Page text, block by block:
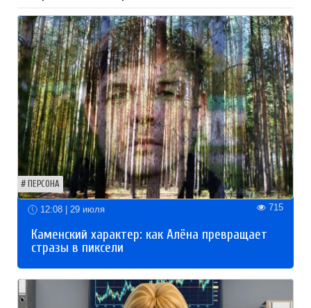
ПЕРСОНА
12:08 | 29 июля 715
Каменский характер: как Алёна превращает
стразы в пиксели